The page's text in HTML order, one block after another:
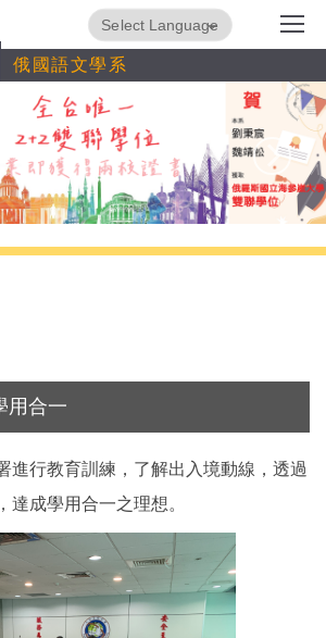
俄國語文學系
Translate
用合一
進行教育訓練，了解出入境動線，透過
達成學用合一之理想。